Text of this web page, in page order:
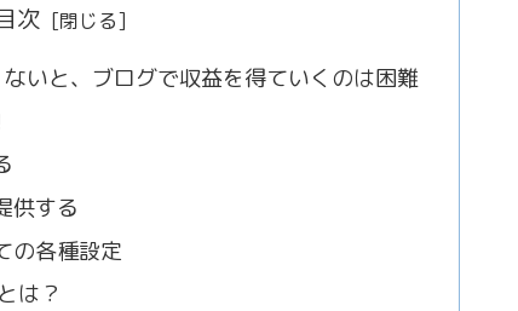
次
いと、ブログで収益を得ていくのは困難
供する
の各種設定
は？